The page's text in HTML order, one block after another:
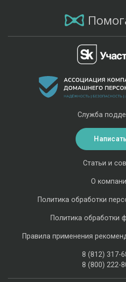
Статьи и
О
Политика обработки
Политика обработки
Правила применения
8 (812) 317-
8 (800) 222-
Служба
Написать